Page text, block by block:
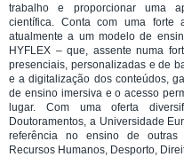
trabalho e proporcionar uma
científica. Conta com uma forte
atualmente a um modelo de
HYFLEX – que, assente numa
presenciais, personalizadas e de
e a digitalização dos conteúdos,
de ensino imersiva e o acesso
lugar. Com uma oferta
Doutoramentos, a Universidade
referência no ensino de outras
Recursos Humanos, Desporto,